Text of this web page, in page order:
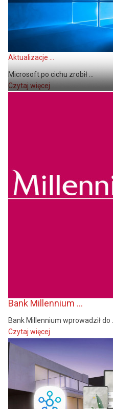
Aktualizacje ...
Microsoft po cichu zrobił ...
Czytaj więcej
Bank Millennium ...
Bank Millennium wprowadził do ...
Czytaj więcej